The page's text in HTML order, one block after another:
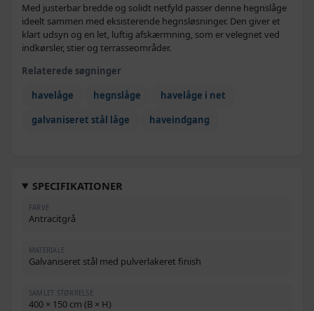
Med justerbar bredde og solidt netfyld passer denne hegnslåge
ideelt sammen med eksisterende hegnsløsninger. Den giver et
klart udsyn og en let, luftig afskærmning, som er velegnet ved
indkørsler, stier og terrasseområder.
Relaterede søgninger
havelåge
hegnslåge
havelåge i net
galvaniseret stål låge
haveindgang
SPECIFIKATIONER
FARVE
Antracitgrå
MATERIALE
Galvaniseret stål med pulverlakeret finish
SAMLET STØRRELSE
400 × 150 cm (B × H)